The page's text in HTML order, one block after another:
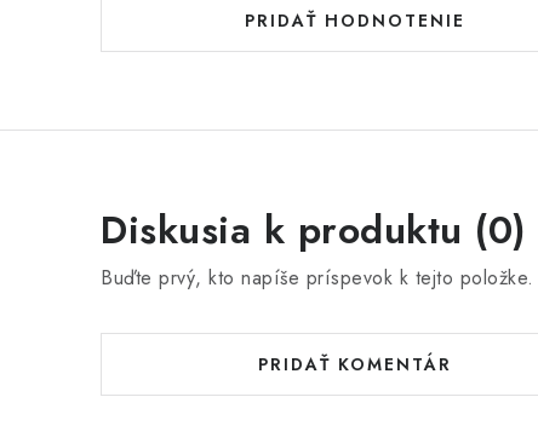
PRIDAŤ HODNOTENIE
Diskusia k produktu (0)
Buďte prvý, kto napíše príspevok k tejto položke.
PRIDAŤ KOMENTÁR